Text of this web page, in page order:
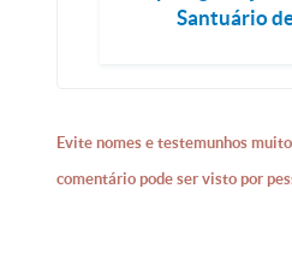
Santuário
Evite nomes e testemunhos
comentário pode ser visto por